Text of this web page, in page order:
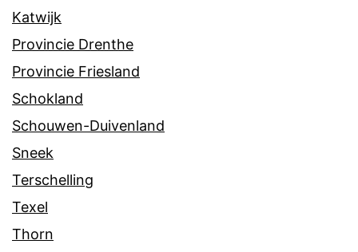
Katwijk
Provincie Drenthe
Provincie Friesland
Schokland
Schouwen-Duivenland
Sneek
Terschelling
Texel
Thorn